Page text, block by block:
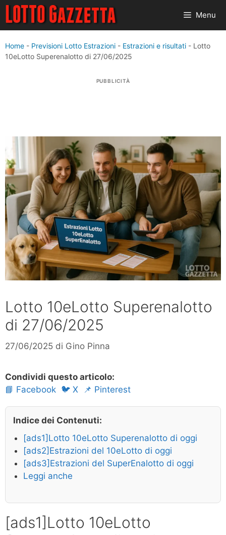
Vai
contenuto
Menu
Home - Previsioni Lotto Estrazioni - Estrazioni e risultati - Lotto
10eLotto Superenalotto di 27/06/2025
PUBBLICITÀ
Lotto 10eLotto Superenalotto
di 27/06/2025
27/06/2025 di Gino Pinna
Condividi questo articolo:
📘 Facebook 🐦 X 📌 Pinterest
Indice dei Contenuti:
[ads1]Lotto 10eLotto Superenalotto di oggi
[ads2]Estrazioni del 10eLotto di oggi
[ads3]Estrazioni del SuperEnalotto di oggi
Leggi anche
[ads1]Lotto 10eLotto